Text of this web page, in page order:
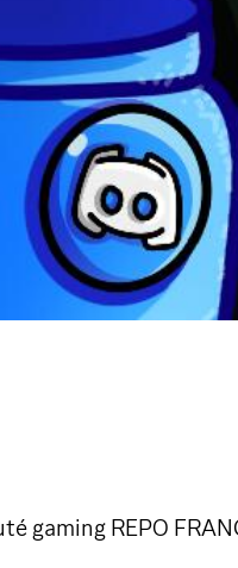
gaming REPO